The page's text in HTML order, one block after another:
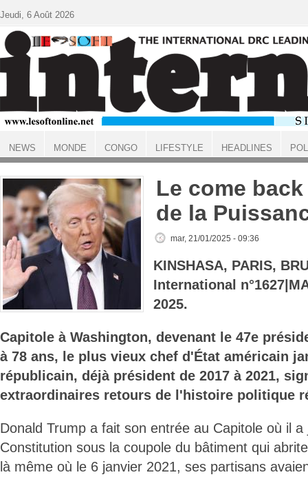
ACCUEIL
Le come
de la
mar, 21/01/2025 - 09:36
KINSHASA, PARIS,
International
2025.
Capitole à Washington, devenant le 47e
à 78 ans, le plus vieux chef d'État américain
républicain, déjà président de 2017 à 2021,
extraordinaires retours de l'histoire politique
Donald Trump a fait son entrée au Capitole où il
Constitution sous la coupole du bâtiment qui
là même où le 6 janvier 2021, ses partisans
Jeudi, 6 Août 2026
NEWS MONDE CONGO LIFESTYLE HEADLINES